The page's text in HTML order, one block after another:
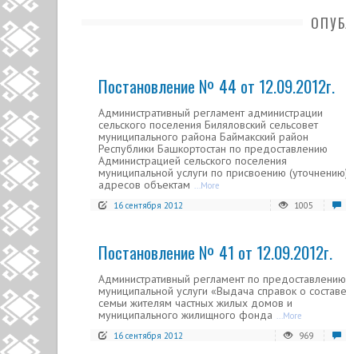
Постановление № 44 от 12.09.2012г.
Административный регламент администрации
сельского поселения Биляловский сельсовет
муниципального района Баймакский район
Республики Башкортостан по предоставлению
Администрацией сельского поселения
муниципальной услуги по присвоению
адресов объектам ...More
16 сентября 2012
1005
Постановление № 41 от 12.09.2012г.
Административный регламент по предоставлению
муниципальной услуги «Выдача справок о составе
семьи жителям частных жилых домов и
муниципального жилищного фонда ...More
16 сентября 2012
969